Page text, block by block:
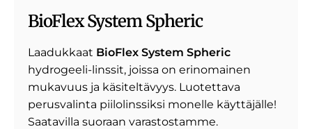
BioFlex System Spheric
Laadukkaat BioFlex System Spheric
hydrogeeli-linssit, joissa on erinomainen
mukavuus ja käsiteltävyys. Luotettava
perusvalinta piilolinssiksi monelle käyttäjälle!
Saatavilla suoraan varastostamme.